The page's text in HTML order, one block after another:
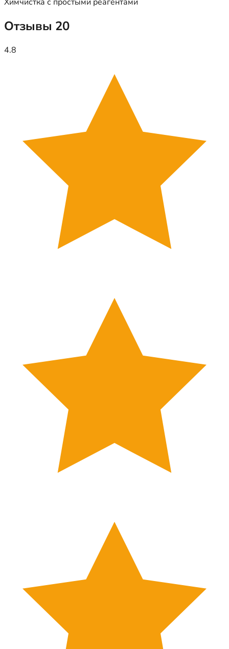
Отзывы 20
4.8